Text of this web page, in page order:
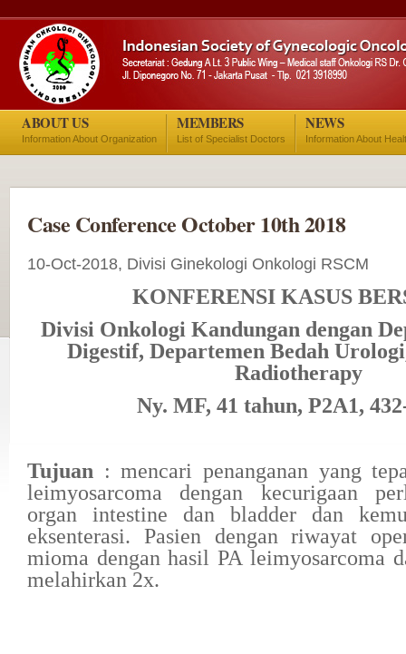
ABOUT US
Information About Organization
MEMBERS
List of Specialist Doctors
NEWS
Information About
Case Conference October 10th 2018
10-Oct-2018, Divisi Ginekologi Onkologi RSCM
KONFERENSI KASUS
Divisi Onkologi Kandungan dengan
Digestif, Departemen Bedah
Radiotherapy
Ny. MF, 41 tahun, P2A1, 43
Tujuan : mencari penanganan yang
leimyosarcoma dengan kecurigaan
organ intestine dan bladder dan
eksenterasi. Pasien dengan riwayat
mioma dengan hasil PA leimyosarcoma
melahirkan 2x.